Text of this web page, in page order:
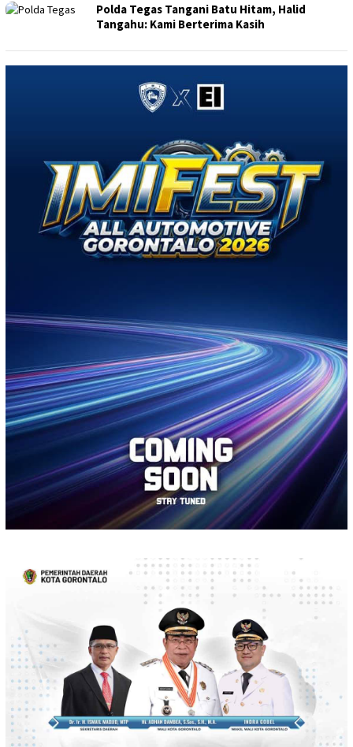
Polda Tegas Tangani Batu Hitam, Halid
Tangahu: Kami Berterima Kasih